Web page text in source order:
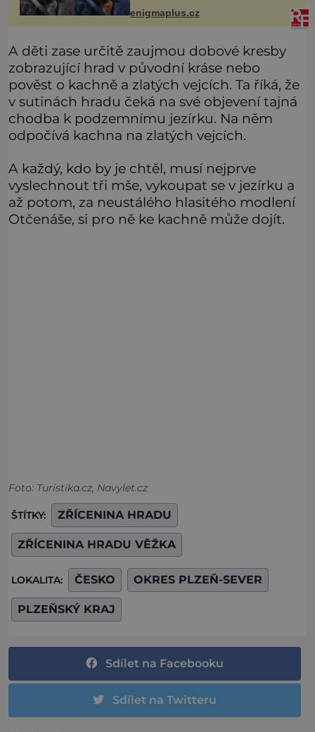
nacistické Německo zahajuje operaci
Barbarossa a napadá Sovětský svaz.
Shoda dat je
enigmaplus.cz
A děti zase určitě zaujmou dobové kresby
zobrazující hrad v původní kráse nebo
pověst o kachně a zlatých vejcích. Ta říká, že
v sutinách hradu čeká na své objevení tajná
chodba k podzemnímu jezírku. Na něm
odpočívá kachna na zlatých vejcích.
A každý, kdo by je chtěl, musí nejprve
vyslechnout tři mše, vykoupat se v jezírku a
až potom, za neustálého hlasitého modlení
Otčenáše, si pro ně ke kachně může dojít.
Foto: Turistika.cz, Navylet.cz
ŠTÍTKY: ZŘÍCENINA HRADU
ZŘÍCENINA HRADU VĚŽKA
LOKALITA: ČESKO OKRES PLZEŇ-SEVER
PLZEŇSKÝ KRAJ
Sdílet na Facebooku
Sdílet na Twitteru